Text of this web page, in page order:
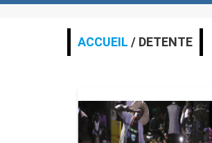
ACCUEIL / DETENTE